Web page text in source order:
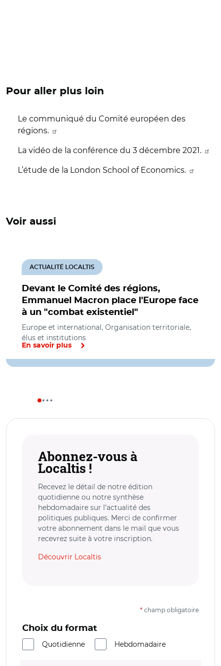
Pour aller plus loin
Le communiqué du Comité européen des
régions.
La vidéo de la conférence du 3 décembre 2021.
L’étude de la London School of Economics.
Voir aussi
Devant le Comité des régions,
Emmanuel Macron place l'Europe face
à un "combat existentiel"
ACTUALITÉ LOCALTIS
Europe et international, Organisation territoriale,
élus et institutions
En savoir plus
Abonnez-vous à
Localtis !
Recevez le détail de notre édition
quotidienne ou notre synthèse
hebdomadaire sur l’actualité des
politiques publiques. Merci de confirmer
votre abonnement dans le mail que vous
recevrez suite à votre inscription.
Découvrir Localtis
* champ obligatoire
Choix du format
Quotidienne
Hebdomadaire